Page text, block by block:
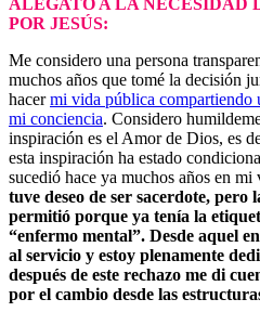
ALEGATO A LA NECESIDAD
POR JESÚS:
Me considero una persona
muchos años que tomé la decisión
hacermi vida pública compartiendo
mi conciencia. Considero
inspiración es el Amor de Dios, es
esta inspiración ha estado
sucedió hace ya muchos años en mi
tuve deseo de ser sacerdote, pero
permitió porque ya tenía la
“enfermo mental”. Desde aquel
al servicio y estoy plenamente
después de este rechazo me di
por el cambio desde las